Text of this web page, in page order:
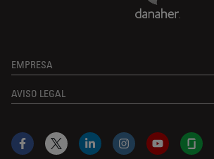
EMPRESA
AVISO LEGAL
Facebook
X LinkedInInstagramYouTube